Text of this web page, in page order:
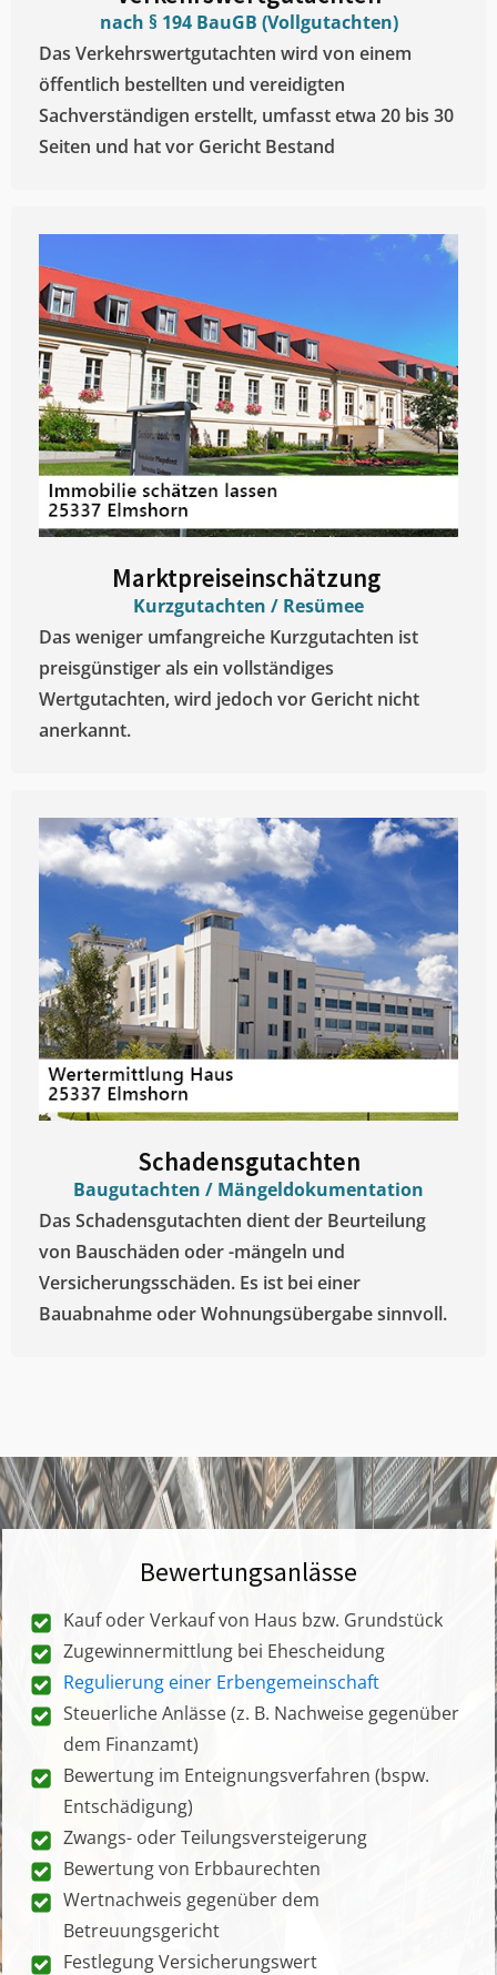
nach § 194 BauGB (Vollgutachten)
Das Verkehrswertgutachten wird von einem
öffentlich bestellten und vereidigten
Sachverständigen erstellt, umfasst etwa 20 bis 30
Seiten und hat vor Gericht Bestand
Marktpreiseinschätzung ​
Kurzgutachten / Resümee
Das weniger umfangreiche Kurzgutachten ist
preisgünstiger als ein vollständiges
Wertgutachten, wird jedoch vor Gericht nicht
anerkannt.
Schadensgutachten
Baugutachten / Mängeldokumentation
Das Schadensgutachten dient der Beurteilung
von Bauschäden oder -mängeln und
Versicherungsschäden. Es ist bei einer
Bauabnahme oder Wohnungsübergabe sinnvoll.
Bewertungsanlässe
Kauf oder Verkauf von Haus bzw. Grundstück
Zugewinnermittlung bei Ehescheidung
Regulierung einer Erbengemeinschaft
Steuerliche Anlässe (z. B. Nachweise gegenüber
dem Finanzamt)
Bewertung im Enteignungsverfahren (bspw.
Entschädigung)
Zwangs- oder Teilungsversteigerung
Bewertung von Erbbaurechten
Wertnachweis gegenüber dem
Betreuungsgericht
Festlegung Versicherungswert